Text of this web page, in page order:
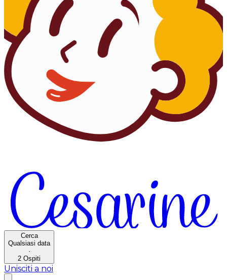
Cerca
Qualsiasi data
·
2 Ospiti
Unisciti a noi